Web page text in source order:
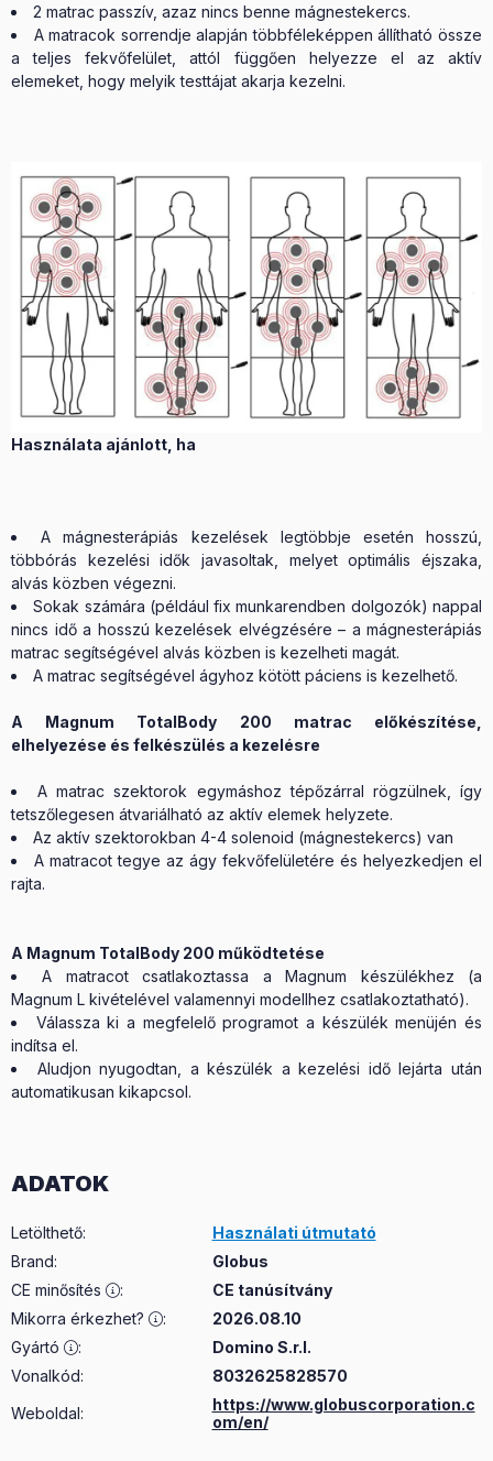
2 matrac passzív, azaz nincs benne mágnestekercs.
A matracok sorrendje alapján többféleképpen állítható össze
a teljes fekvőfelület, attól függően helyezze el az aktív
elemeket, hogy melyik testtájat akarja kezelni.
Használata ajánlott, ha
A mágnesterápiás kezelések legtöbbje esetén hosszú,
többórás kezelési idők javasoltak, melyet optimális éjszaka,
alvás közben végezni.
Sokak számára (például fix munkarendben dolgozók) nappal
nincs idő a hosszú kezelések elvégzésére – a mágnesterápiás
matrac segítségével alvás közben is kezelheti magát.
A matrac segítségével ágyhoz kötött páciens is kezelhető.
A Magnum TotalBody 200 matrac előkészítése,
elhelyezése és felkészülés a kezelésre
A matrac szektorok egymáshoz tépőzárral rögzülnek, így
tetszőlegesen átvariálható az aktív elemek helyzete.
Az aktív szektorokban 4-4 solenoid (mágnestekercs) van
A matracot tegye az ágy fekvőfelületére és helyezkedjen el
rajta.
A Magnum TotalBody 200 működtetése
A matracot csatlakoztassa a Magnum készülékhez (a
Magnum L kivételével valamennyi modellhez csatlakoztatható).
Válassza ki a megfelelő programot a készülék menüjén és
indítsa el.
Aludjon nyugodtan, a készülék a kezelési idő lejárta után
automatikusan kikapcsol.
ADATOK
Letölthető:
Használati útmutató
Brand:
Globus
CE minősítés
:
CE tanúsítvány
Mikorra érkezhet?
:
2026.08.10
Gyártó
:
Domino S.r.l.
Vonalkód:
8032625828570
Weboldal:
https://www.globuscorporation.c
om/en/